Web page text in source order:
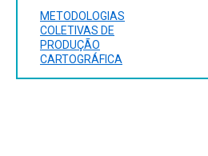
METODOLOGIAS
COLETIVAS DE
PRODUÇÃO
CARTOGRÁFICA